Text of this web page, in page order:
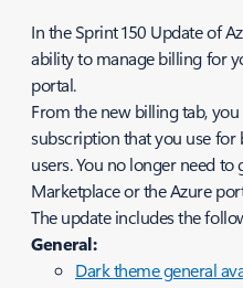
In the Sprint 150 Update of
ability to manage billing for
portal.
From the new billing tab,
subscription that you use
users. You no longer need to
Marketplace or the Azure
The update includes the
General:
Dark theme general